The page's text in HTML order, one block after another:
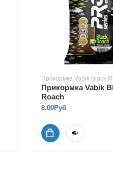
Прикормка Vabik Black
Прикормка Vabik
Roach
8.00Руб